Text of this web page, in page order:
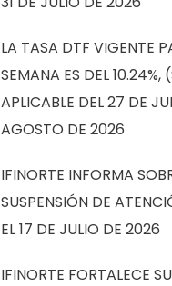
LA TASA DTF VIGENTE
SEMANA ES DEL 10.24%,
APLICABLE DEL 27 DE
AGOSTO DE 2026
IFINORTE INFORMA
SUSPENSIÓN DE
EL 17 DE JULIO DE 2026
IFINORTE FORTALECE